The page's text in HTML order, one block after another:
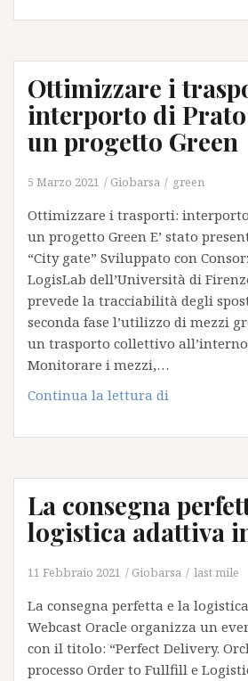
trasporto
Italia
Ottimizzare i
interporto di
un progetto Green
5 Marzo 2021 Giobarsa green
Ottimizzare i trasporti:
un progetto Green E’ stato
“City gate” Sviluppato con
LogisLab dell’Università di
prevede la tracciabilità degli
seconda fase l’utilizzo di mezzi
un trasporto collettivo
Monitorare i mezzi,…
Continua la lettura di
trasporti:
di
Prato
sviluppa
un
progetto
La consegna
logistica adattiva
11 Febbraio 2021 Giobarsa last mile
La consegna perfetta e la
Webcast Oracle organizza un
con il titolo: “Perfect Delivery.
processo Order to Fullfill e